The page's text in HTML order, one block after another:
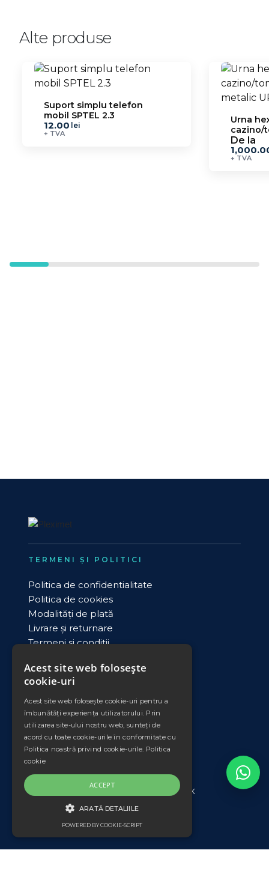
Alte produse
Suport simplu telefon
mobil SPTEL 2.3
12.00 lei
+ TVA
Urna
cazino/
metalic
De la
+ TVA
TERMENI ȘI POLITICI
Politica de confidentialitate
Politica de cookies
Modalități de plată
Livrare și returnare
Termeni si conditii
ANPC
DATE COMERCIALE
PLEXIMET SRL
Cod unic de inregistrare: RO11008735
Nr. Ord. Reg. Com./an: J33/553/1998
Banca: Banca Transilvania
Sucursala: Falticeni
IBAN: RO42 BTRL 0340 1202 3804 56XX
*Prețurile afișate nu includ TVA.
Acest site web folosește
cookie-uri
Acest site web folosește cookie-uri pentru a
îmbunătăți experiența utilizatorului. Prin
utilizarea site-ului nostru web, sunteți de
acord cu toate cookie-urile în conformitate cu
Politica noastră privind cookie-urile. Politica
cookie
ACCEPT
ARATĂ DETALIILE
DE TARGETARE
POWERED BY COOKIE-SCRIPT